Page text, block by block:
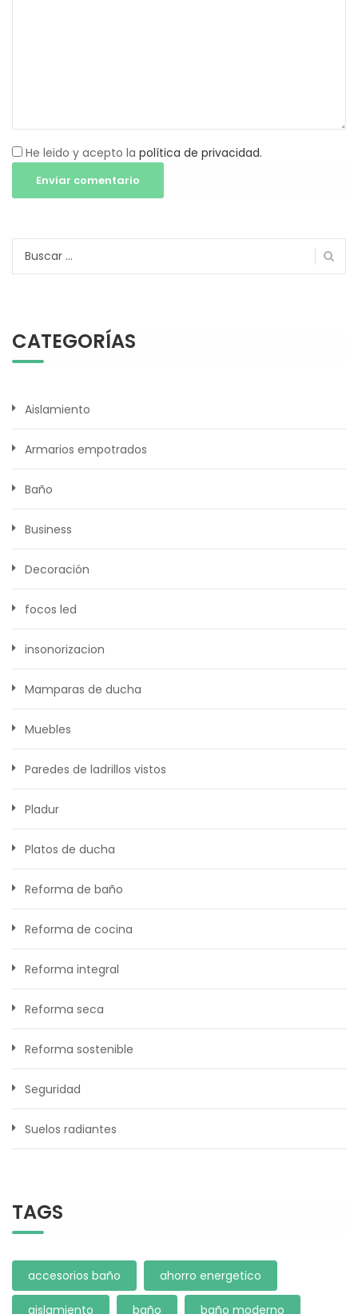
He leido y acepto la política de privacidad.
CATEGORÍAS
Aislamiento
Armarios empotrados
Baño
Business
Decoración
focos led
insonorizacion
Mamparas de ducha
Muebles
Paredes de ladrillos vistos
Pladur
Platos de ducha
Reforma de baño
Reforma de cocina
Reforma integral
Reforma seca
Reforma sostenible
Seguridad
Suelos radiantes
TAGS
accesorios baño ahorro energetico
aislamiento baño baño moderno